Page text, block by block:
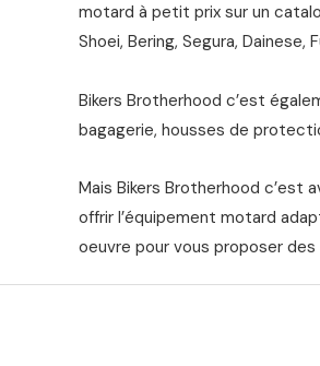
motard à petit prix sur un
Shoei, Bering, Segura, Dainese,
Bikers Brotherhood c’est
bagagerie, housses de
Mais Bikers Brotherhood
offrir l’équipement motard
oeuvre pour vous proposer